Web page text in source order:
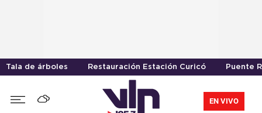
Tala de árboles Restauración Estación Curicó Puente
EN VIVO